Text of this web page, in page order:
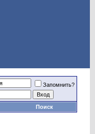
Запомнить?
Поиск